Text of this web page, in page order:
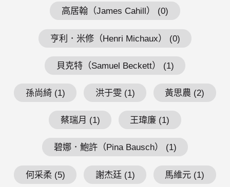
高居翰（James Cahill） (0)
亨利．米修（Henri Michaux） (0)
貝克特（Samuel Beckett） (1)
孫尚綺 (1) 洪于雯 (1) 黃思農 (2)
蔡瑞月 (1) 王瑋廉 (1)
碧娜．鮑許（Pina Bausch） (1)
何采柔 (5) 謝杰廷 (1) 馬維元 (1)